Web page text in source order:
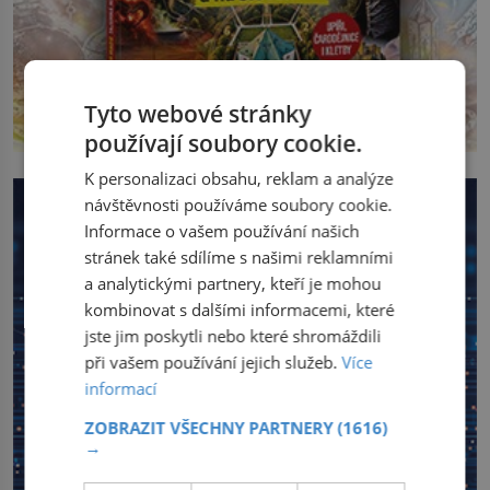
Tyto webové stránky
používají soubory cookie.
K personalizaci obsahu, reklam a analýze
návštěvnosti používáme soubory cookie.
Informace o vašem používání našich
stránek také sdílíme s našimi reklamními
a analytickými partnery, kteří je mohou
kombinovat s dalšími informacemi, které
jste jim poskytli nebo které shromáždili
při vašem používání jejich služeb.Více
informací
ZOBRAZIT VŠECHNY PARTNERY(1616)
→